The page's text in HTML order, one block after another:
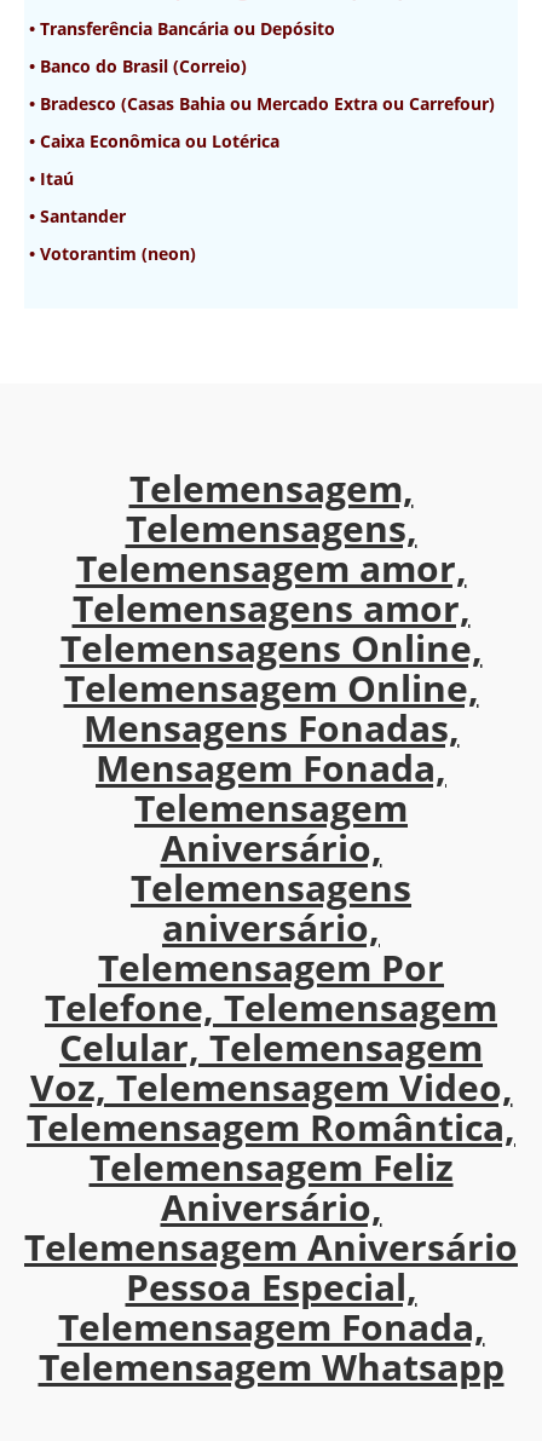
• Transferência Bancária ou Depósito
• Banco do Brasil (Correio)
• Bradesco (Casas Bahia ou Mercado Extra ou Carrefour)
• Caixa Econômica ou Lotérica
• Itaú
• Santander
• Votorantim (neon)
Telemensagem,
Telemensagens,
Telemensagem amor,
Telemensagens amor,
Telemensagens Online,
Telemensagem Online,
Mensagens Fonadas,
Mensagem Fonada,
Telemensagem
Aniversário,
Telemensagens
aniversário,
Telemensagem Por
Telefone, Telemensagem
Celular, Telemensagem
Voz, Telemensagem Video,
Telemensagem Romântica,
Telemensagem Feliz
Aniversário,
Telemensagem Aniversário
Pessoa Especial,
Telemensagem Fonada,
Telemensagem Whatsapp